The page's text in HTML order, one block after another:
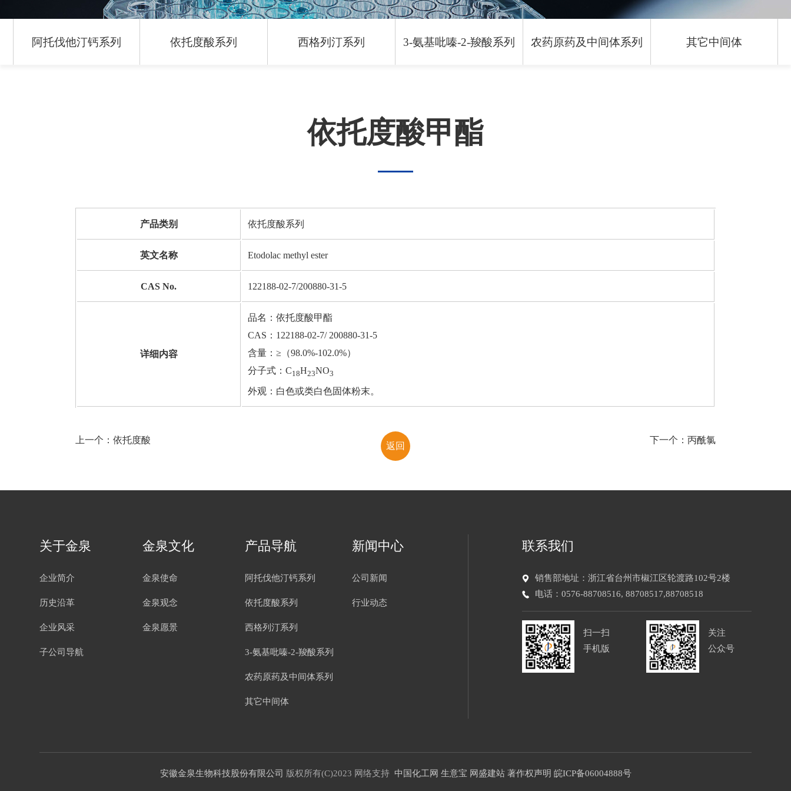
阿托伐他汀钙系列 依托度酸系列 西格列汀系列 3-氨基吡嗪-2-羧酸系列 农药原药及中间体系列 其它中间体
依托度酸甲酯
产品类别 依托度酸系列
英文名称 Etodolac methyl ester
CAS No. 122188-02-7/200880-31-5
详细内容
品名：依托度酸甲酯
CAS：122188-02-7/ 200880-31-5
含量：≥（98.0%-102.0%）
分子式：C18H23NO3
外观：白色或类白色固体粉末。
上一个： 依托度酸
返回
下一个：丙酰氯
关于金泉
企业简介
历史沿革
企业风采
子公司导航
金泉文化
金泉使命
金泉观念
金泉愿景
产品导航
阿托伐他汀钙系列
依托度酸系列
西格列汀系列
3-氨基吡嗪-2-羧酸系列
农药原药及中间体系列
其它中间体
新闻中心
公司新闻
行业动态
联系我们
销售部地址：浙江省台州市椒江区轮渡路102号2楼
电话：0576-88708516, 88708517,88708518
扫一扫
手机版
关注
公众号
安徽金泉生物科技股份有限公司 版权所有(C)2023 网络支持 中国化工网 生意宝 网盛建站 著作权声明 皖ICP备06004888号